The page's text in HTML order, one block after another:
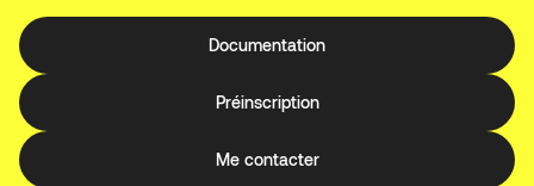
Documentation
Préinscription
Me contacter